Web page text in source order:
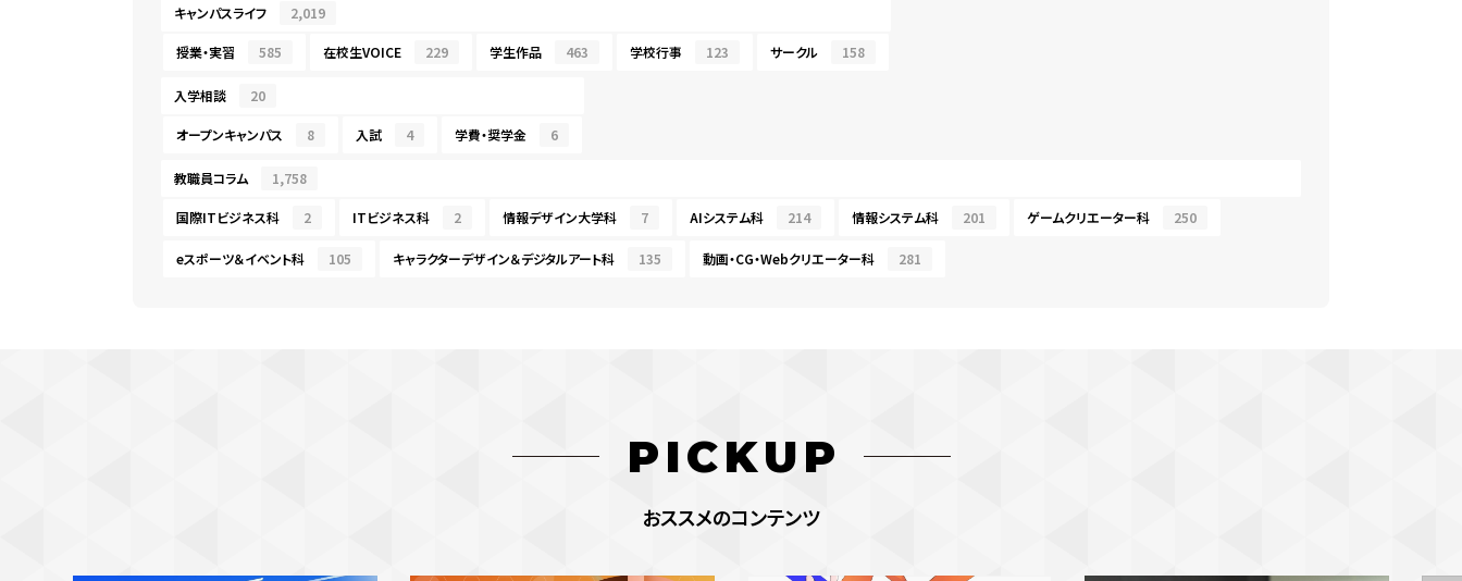
キャンパスライフ 2,019
授業・実習 585 在校生VOICE 229 学生作品 463 学校行事 123 サークル 158
入学相談 20
オープンキャンパス 8 入試 4 学費・奨学金 6
教職員コラム 1,758
国際ITビジネス科 2 ITビジネス科 2 情報デザイン大学科 7 AIシステム科 214 情報システム科 201 ゲームクリエーター科 250
eスポーツ＆イベント科 105 キャラクターデザイン＆デジタルアート科 135 動画・CG・Webクリエーター科 281
PICKUP
おススメのコンテンツ